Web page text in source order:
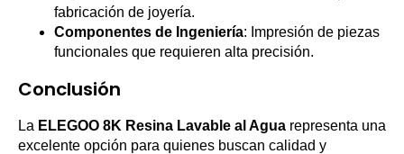
fabricación de joyería.
Componentes de Ingeniería: Impresión de piezas
funcionales que requieren alta precisión.
Conclusión
La ELEGOO 8K Resina Lavable al Agua representa una
excelente opción para quienes buscan calidad y